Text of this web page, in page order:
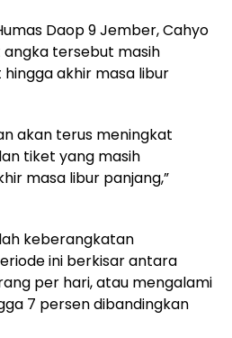
Daop 9 Jember, Cahyo
tersebut masih
akhir masa libur
akan terus meningkat
tiket yang masih
masa libur panjang,”
keberangkatan
ini berkisar antara
per hari, atau mengalami
7 persen dibandingkan